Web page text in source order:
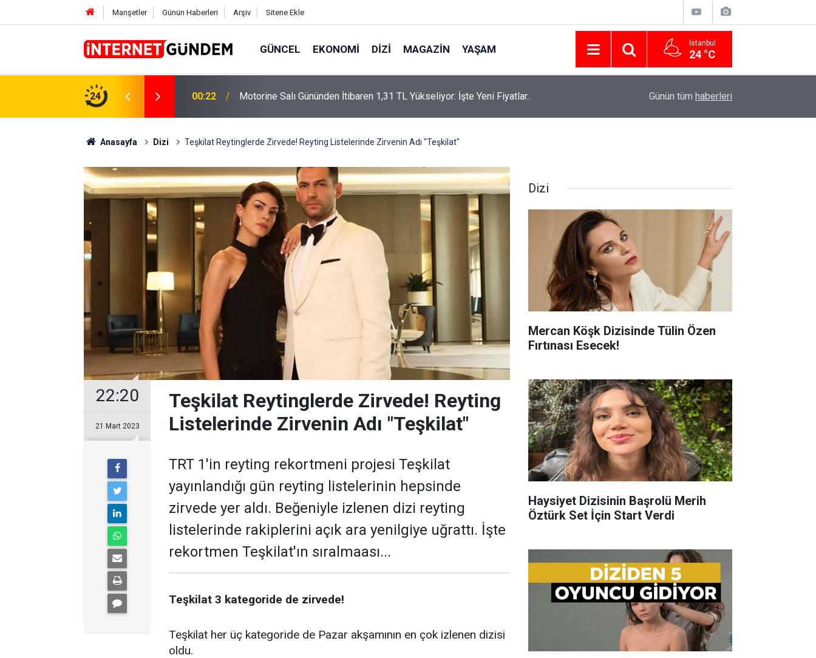
Manşetler Günün Haberleri Arşiv Sitene Ekle
GÜNCEL EKONOMI DIZI MAGAZIN YAŞAM İstanbul
24 °C
24
TL Yükseliyor: İşte Yeni Fiyatlar.. 15:58
Neşet Ertaş’a “Bozkırın Tezenesi” Lakabını Kim Verdi? Beyaz’la Joker
Sorusunun Cevabı Merak Edildi
Günün tüm haberleri
Anasayfa Dizi Teşkilat Reytinglerde Zirvede! Reyting Listelerinde Zirvenin Adı "Teşkilat"
22:20
21 Mart 2023
Teşkilat Reytinglerde Zirvede! Reyting
Listelerinde Zirvenin Adı "Teşkilat"
TRT 1'in reyting rekortmeni projesi Teşkilat
yayınlandığı gün reyting listelerinin hepsinde
zirvede yer aldı. Beğeniyle izlenen dizi reyting
listelerinde rakiplerini açık ara yenilgiye uğrattı. İşte
rekortmen Teşkilat'ın sıralmaası...
Teşkilat 3 kategoride de zirvede!
Teşkilat her üç kategoride de Pazar akşamının en çok izlenen dizisi
oldu.
Dizi
Mercan Köşk Dizisinde Tülin Özen
Fırtınası Esecek!
Haysiyet Dizisinin Başrolü Merih
Öztürk Set İçin Start Verdi